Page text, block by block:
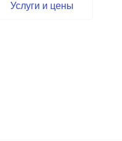
Услуги и цены